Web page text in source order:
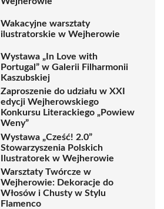
Wakacyjne warsztaty
ilustratorskie w Wejherowie
Wystawa „In Love with
Portugal” w Galerii Filharmonii
Kaszubskiej
Zaproszenie do udziału w XXI
edycji Wejherowskiego
Konkursu Literackiego „Powiew
Weny”
Wystawa „Cześć! 2.0”
Stowarzyszenia Polskich
Ilustratorek w Wejherowie
Warsztaty Twórcze w
Wejherowie: Dekoracje do
Włosów i Chusty w Stylu
Flamenco